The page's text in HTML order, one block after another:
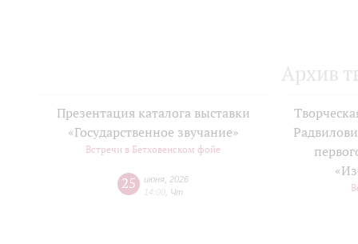
Архив
Презентация каталога выставки
«Государственное звучание»
Встречи в Бетховенском фойе
25 июня 2026
14:00 Чт